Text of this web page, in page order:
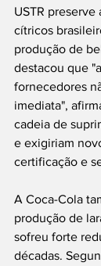
USTR preserve
cítricos
produção de
destacou que
fornecedores
imediata",
cadeia de
e exigiriam
certificação e
A Coca-Cola
produção de
sofreu forte
décadas.